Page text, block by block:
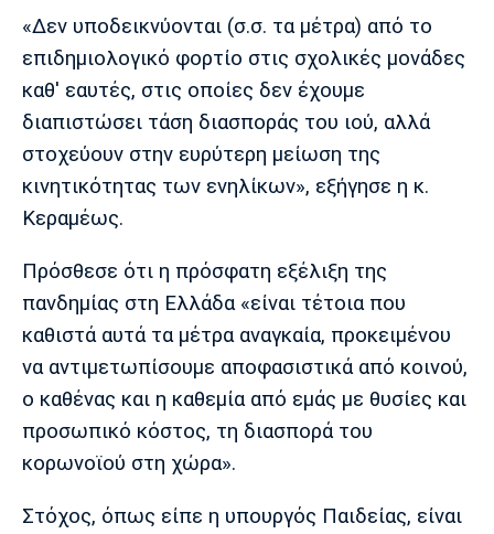
«Δεν υποδεικνύονται (σ.σ. τα μέτρα) από το
επιδημιολογικό φορτίο στις σχολικές μονάδες
καθ' εαυτές, στις οποίες δεν έχουμε
διαπιστώσει τάση διασποράς του ιού, αλλά
στοχεύουν στην ευρύτερη μείωση της
κινητικότητας των ενηλίκων», εξήγησε η κ.
Κεραμέως.
Πρόσθεσε ότι η πρόσφατη εξέλιξη της
πανδημίας στη Ελλάδα «είναι τέτοια που
καθιστά αυτά τα μέτρα αναγκαία, προκειμένου
να αντιμετωπίσουμε αποφασιστικά από κοινού,
ο καθένας και η καθεμία από εμάς με θυσίες και
προσωπικό κόστος, τη διασπορά του
κορωνοϊού στη χώρα».
Στόχος, όπως είπε η υπουργός Παιδείας, είναι